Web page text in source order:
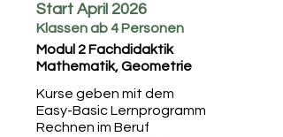
Start April 2026
Klassen ab 4 Personen
Modul 2 Fachdidaktik
Mathematik, Geometrie
Kurse geben mit dem
Easy-Basic Lernprogramm
Rechnen im Beruf